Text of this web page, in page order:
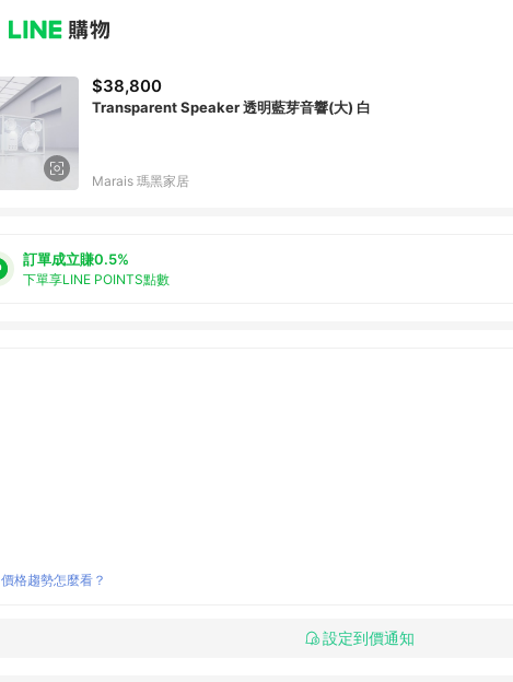
$38,800
Transparent Speaker 透明藍芽音響(大) 白
Marais 瑪黑家居
訂單成立賺0.5%
下單享LINE POINTS點數
價格趨勢怎麼看？
設定到價通知